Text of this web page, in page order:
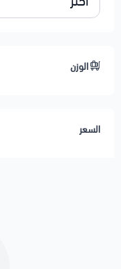
الوزن
السعر